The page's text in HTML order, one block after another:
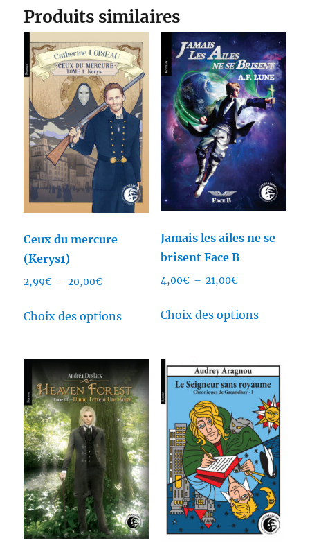
Produits similaires
Ceux du mercure
(Kerys1)
2,99€ – 20,00€
prix :
Choix des options
produit
plusieurs
variations.
Les
options
peuvent
être
choisies
sur
la
page
Jamais les ailes ne se
brisent Face B
4,00€ – 21,00€Plage
prix :
21,00€
Choix des options
produit
Les
options
peuvent
être
choisies
sur
la
page